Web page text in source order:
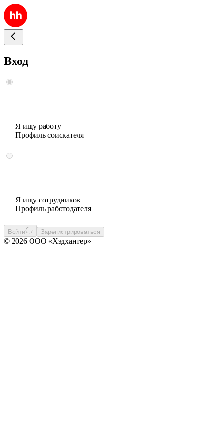
Вход
Я ищу работу
Профиль соискателя
Я ищу сотрудников
Профиль работодателя
Войти Зарегистрироваться
© 2026 ООО «Хэдхантер»